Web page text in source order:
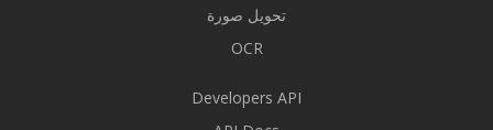
تحويل صورة
OCR
Developers API